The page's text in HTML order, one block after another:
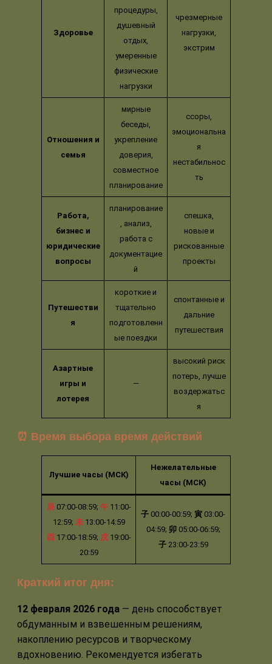
Здоровье
процедуры,
душевный
отдых,
умеренные
физические
нагрузки
чрезмерные
нагрузки,
экстрим
Отношения и
семья
мирные
беседы,
укрепление
доверия,
совместное
планирование
ссоры,
эмоциональна
я
нестабильнос
ть
Работа,
бизнес и
юридические
вопросы
планирование
, анализ,
работа с
документацие
й
спешка,
новые и
рискованные
проекты
Путешестви
я
короткие и
тщательно
подготовленн
ые поездки
спонтанные и
дальние
путешествия
Азартные
игры и
лотерея
—
высокий риск
потерь, лучше
воздержатьс
я
⏰ Время выбора время действий
Лучшие часы (МСК)
Нежелательные
часы (МСК)
辰07:00-08:59; 午11:00-
12:59; 未13:00-14:59
酉17:00-18:59; 戌19:00-
20:59
子 00:00-00:59; 寅 03:00-
04:59; 卯05:00-06:59;
子23:00-23:59
Краткий итог дня:
12 февраля 2026 года — день способствует
обдуманным и взвешенным решениям,
накоплению ресурсов и творческому
вдохновению. Рекомендуется избегать